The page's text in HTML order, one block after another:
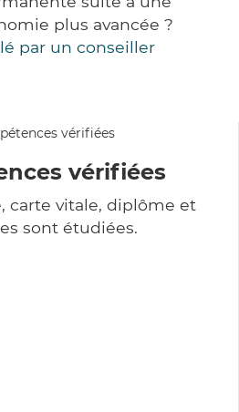
plus avancée ?
par un conseiller
vérifiées
carte vitale, diplôme et
sont étudiées.